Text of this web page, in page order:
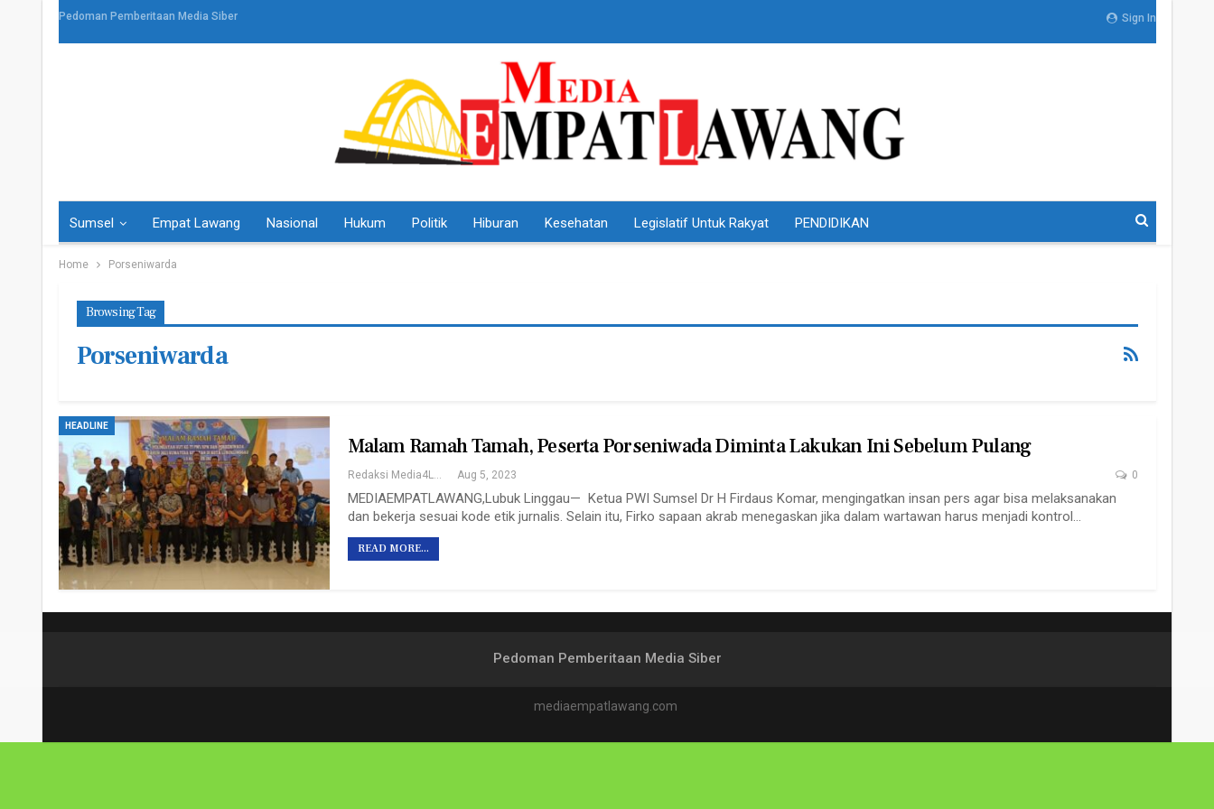
Sign In
Pedoman Pemberitaan Media Siber
Sumsel Empat Lawang Nasional Hukum Politik Hiburan Kesehatan Legislatif Untuk Rakyat PENDIDIKAN
Home Porseniwarda
Browsing Tag
Porseniwarda
HEADLINE
Malam Ramah Tamah, Peserta Porseniwada Diminta Lakukan Ini Sebelum Pulang
Redaksi Media4Lawang Aug 5, 2023 0
MEDIAEMPATLAWANG,Lubuk Linggau— Ketua PWI Sumsel Dr H Firdaus Komar, mengingatkan insan pers agar bisa melaksanakan
dan bekerja sesuai kode etik jurnalis. Selain itu, Firko sapaan akrab menegaskan jika dalam wartawan harus menjadi kontrol…
READ MORE...
Pedoman Pemberitaan Media Siber
mediaempatlawang.com